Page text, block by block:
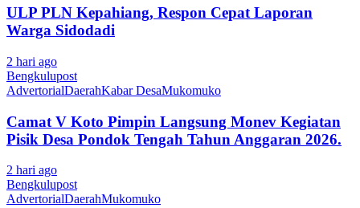
ULP PLN Kepahiang, Respon Cepat Laporan
Warga Sidodadi
2 hari ago
Bengkulupost
AdvertorialDaerahKabar DesaMukomuko
Camat V Koto Pimpin Langsung Monev Kegiatan
Pisik Desa Pondok Tengah Tahun Anggaran 2026.
2 hari ago
Bengkulupost
AdvertorialDaerahMukomuko